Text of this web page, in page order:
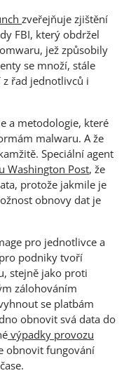
zveřejňuje zjištění
FBI, který obdržel
jež způsobily
se množí, stále
z řad jednotlivců i
a metodologie, které
malwaru. A že
Speciální agent
Washington Post, že
protože jakmile je
obnovy dat je
pro jednotlivce a
podniky tvoří
stejně jako proti
zálohováním
se platbám
obnovit svá data do
výpadky provozu
obnovit fungování